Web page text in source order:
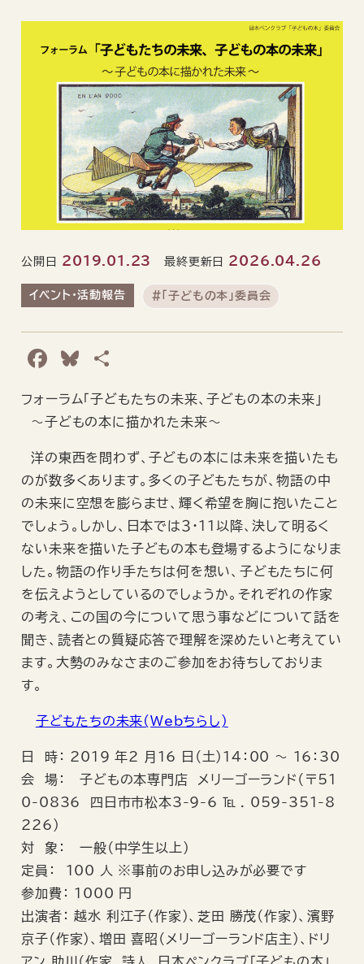
公開日 2019.01.23 最終更新日 2026.04.26
イベント・活動報告 #「子どもの本」委員会
F
c
e
b
o
o
k
B
u
s
k
y
フォーラム「子どもたちの未来、子どもの本の未来」
〜子どもの本に描かれた未来〜
洋の東西を問わず、子どもの本には未来を描いたも
のが数多くあります。多くの子どもたちが、物語の中
の未来に空想を膨らませ、輝く希望を胸に抱いたこと
でしょう。しかし、日本では３・１１以降、決して明るく
ない未来を描いた子どもの本も登場するようになりま
した。物語の作り手たちは何を想い、子どもたちに何
を伝えようとしているのでしょうか。それぞれの作家
の考え、この国の今について思う事などについて話を
聞き、読者との質疑応答で理解を深めたいと考えてい
ます。大勢のみなさまのご参加をお待ちしておりま
す。
子どもたちの未来(Webちらし)
日 時： 2019 年2 月16 日（土）14：00 ～ 16：30
会 場： 子どもの本専門店 メリーゴーランド（〒51
0-0836 四日市市松本3-9-6 ℡ . 059-351-8
226）
対 象： 一般（中学生以上）
定員： 100 人 ※事前のお申し込みが必要です
参加費： 1000 円
出演者： 越水 利江子（作家）、芝田 勝茂（作家）、濱野
京子（作家）、増田 喜昭（メリーゴーランド店主）、ドリ